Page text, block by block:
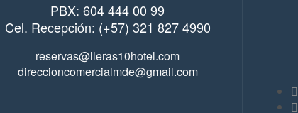
PBX: 604 444 00 99
Cel. Recepción: (+57) 321 827 4990
reservas@lleras10hotel.com
direccioncomercialmde@gmail.com